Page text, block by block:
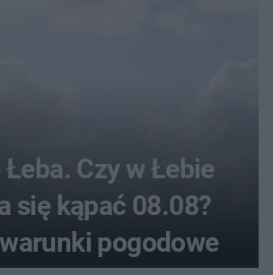
Czy w Łebie
się kąpać 08.08?
pogodowe